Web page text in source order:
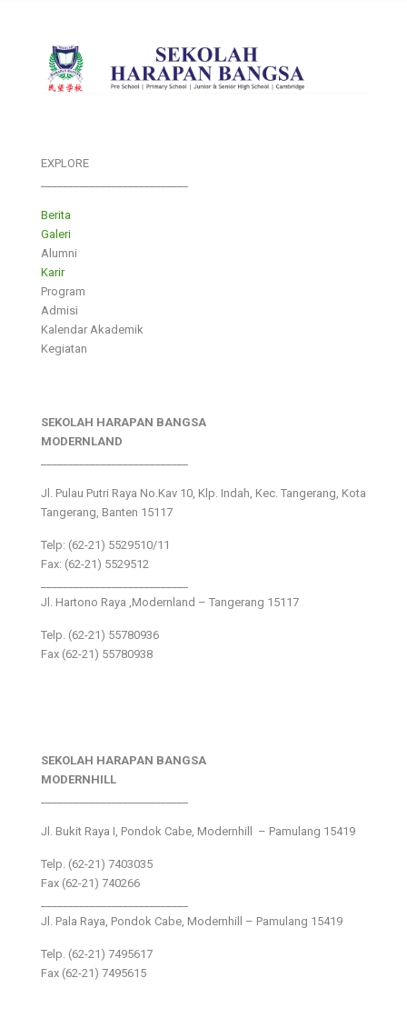
EXPLORE
Berita
Galeri
Alumni
Karir
Program
Admisi
Kalendar Akademik
Kegiatan
SEKOLAH HARAPAN BANGSA
MODERNLAND
Jl. Pulau Putri Raya No.Kav 10, Klp. Indah, Kec. Tangerang, Kota
Tangerang, Banten 15117
Telp: (62-21) 5529510/11
Fax: (62-21) 5529512
Jl. Hartono Raya ,Modernland – Tangerang 15117
Telp. (62-21) 55780936
Fax (62-21) 55780938
SEKOLAH HARAPAN BANGSA
MODERNHILL
Jl. Bukit Raya I, Pondok Cabe, Modernhill – Pamulang 15419
Telp. (62-21) 7403035
Fax (62-21) 740266
Jl. Pala Raya, Pondok Cabe, Modernhill – Pamulang 15419
Telp. (62-21) 7495617
Fax (62-21) 7495615